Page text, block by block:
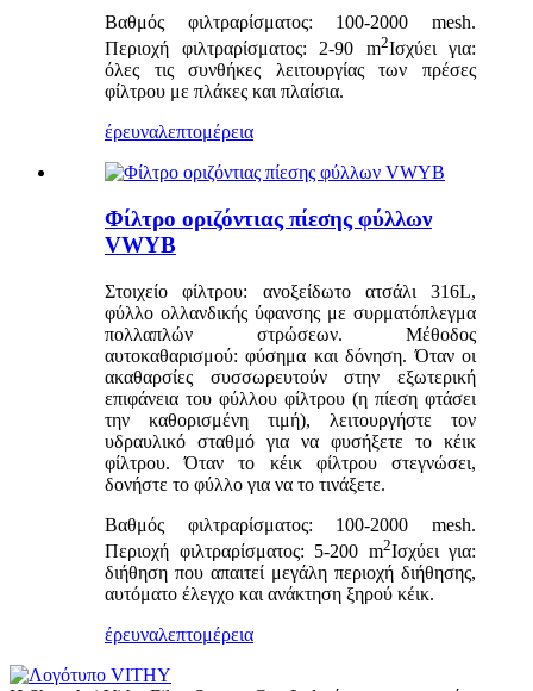
Βαθμός φιλτραρίσματος: 100-2000 mesh.
Περιοχή φιλτραρίσματος: 2-90 m2Ισχύει για:
όλες τις συνθήκες λειτουργίας των πρέσες
φίλτρου με πλάκες και πλαίσια.
έρευναλεπτομέρεια
Φίλτρο οριζόντιας πίεσης φύλλων
VWYB
Στοιχείο φίλτρου: ανοξείδωτο ατσάλι 316L,
φύλλο ολλανδικής ύφανσης με συρματόπλεγμα
πολλαπλών στρώσεων. Μέθοδος
αυτοκαθαρισμού: φύσημα και δόνηση. Όταν οι
ακαθαρσίες συσσωρευτούν στην εξωτερική
επιφάνεια του φύλλου φίλτρου (η πίεση φτάσει
την καθορισμένη τιμή), λειτουργήστε τον
υδραυλικό σταθμό για να φυσήξετε το κέικ
φίλτρου. Όταν το κέικ φίλτρου στεγνώσει,
δονήστε το φύλλο για να το τινάξετε.
Βαθμός φιλτραρίσματος: 100-2000 mesh.
Περιοχή φιλτραρίσματος: 5-200 m2Ισχύει για:
διήθηση που απαιτεί μεγάλη περιοχή διήθησης,
αυτόματο έλεγχο και ανάκτηση ξηρού κέικ.
έρευναλεπτομέρεια